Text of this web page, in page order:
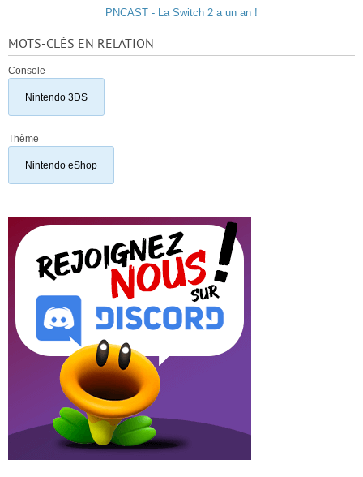
PNCAST - La Switch 2 a un an !
MOTS-CLÉS EN RELATION
Console
Nintendo 3DS
Thème
Nintendo eShop